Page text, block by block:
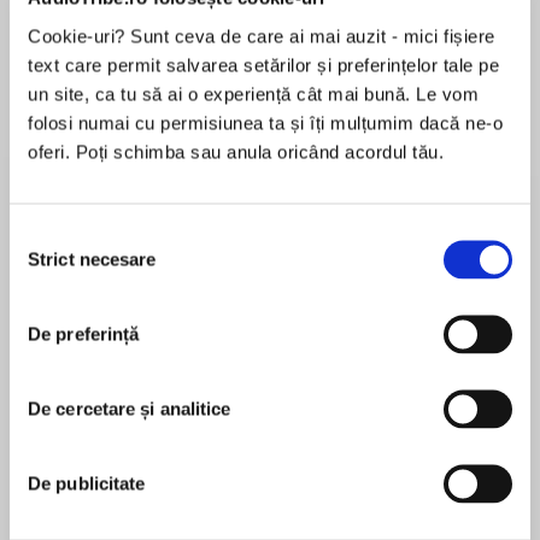
Cookie-uri? Sunt ceva de care ai mai auzit - mici fișiere
text care permit salvarea setărilor și preferințelor tale pe
un site, ca tu să ai o experiență cât mai bună. Le vom
folosi numai cu permisiunea ta și îți mulțumim dacă ne-o
oferi. Poți schimba sau anula oricând acordul tău.
consimțământului
Strict necesare
De preferință
De cercetare și analitice
De publicitate
de...
Dani Francis
la...
Lauren Weisberger
Desprecarte
Jeanne Willis.
After chowing down on a toxic sock lazy fat cat
TIger feels a bit funny . . . Well, actually, he feels
spectacular! He is no longer Tiger, he is
and even fly (just kidding – a flying cat would be
MAI MULT
Jeanne Willis wrote her first book aged five and